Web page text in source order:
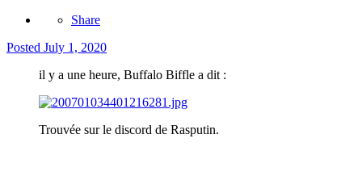
Share
Posted July 1, 2020
il y a une heure, Buffalo Biffle a dit :
Trouvée sur le discord de Rasputin.